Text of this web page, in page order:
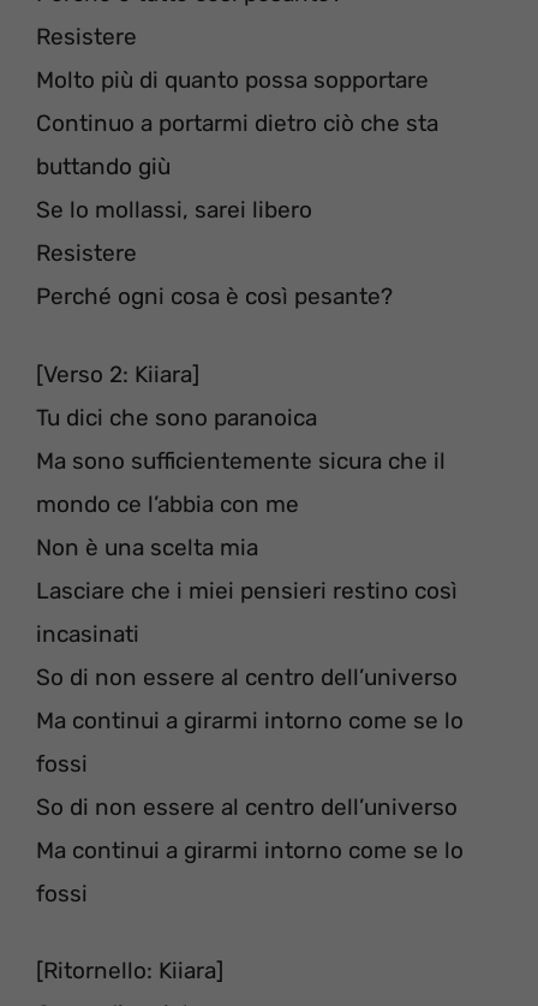
Resistere
Molto più di quanto possa sopportare
Continuo a portarmi dietro ciò che sta
buttando giù
Se lo mollassi, sarei libero
Resistere
Perché ogni cosa è così pesante?
[Verso 2: Kiiara]
Tu dici che sono paranoica
Ma sono sufficientemente sicura che il
mondo ce l’abbia con me
Non è una scelta mia
Lasciare che i miei pensieri restino così
incasinati
So di non essere al centro dell’universo
Ma continui a girarmi intorno come se lo
fossi
So di non essere al centro dell’universo
Ma continui a girarmi intorno come se lo
fossi
[Ritornello: Kiiara]